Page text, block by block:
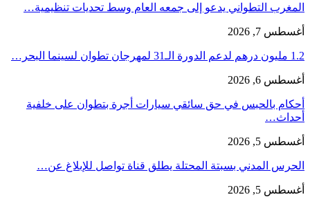
المغرب التطواني يدعو إلى جمعه العام وسط تحديات تنظيمية…
أغسطس 7, 2026
1.2 مليون درهم لدعم الدورة الـ31 لمهرجان تطوان لسينما البحر…
أغسطس 6, 2026
أحكام بالحبس في حق سائقي سيارات أجرة بتطوان على خلفية
أحداث…
أغسطس 5, 2026
الحرس المدني بسبتة المحتلة يطلق قناة تواصل للإبلاغ عن…
أغسطس 5, 2026